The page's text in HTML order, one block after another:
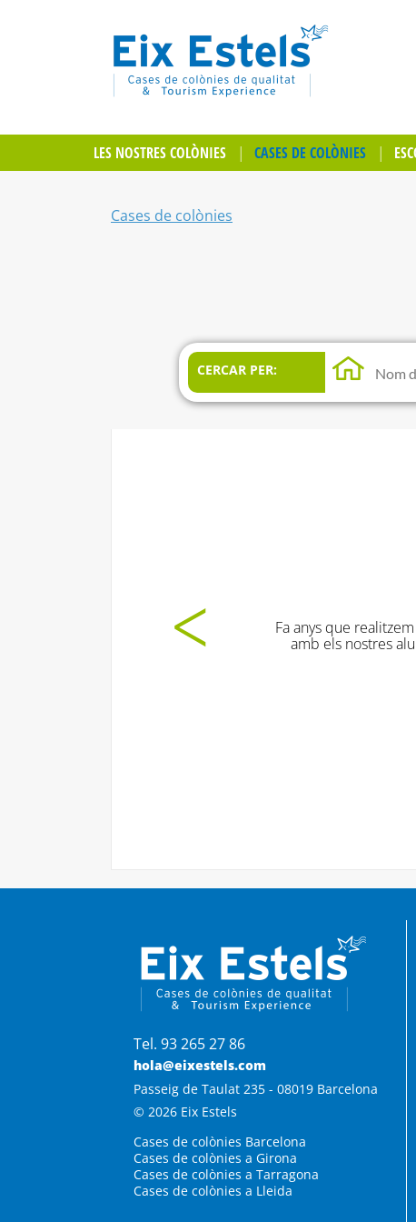
LES NOSTRES COLÒNIES
CASES DE COLÒNIES
Cases de colònies
CERCAR PER:
anys que realitzem aquesta activitat i sempre sortim contents
amb els nostres alumnes. Els nens/es aprenen i es
Tel. 93 265 27 86
hola@eixestels.com
Passeig de Taulat 235 - 08019 Barcelona
© 2026 Eix Estels
Cases de colònies Barcelona
Cases de colònies a Girona
Cases de colònies a Tarragona
Cases de colònies a Lleida